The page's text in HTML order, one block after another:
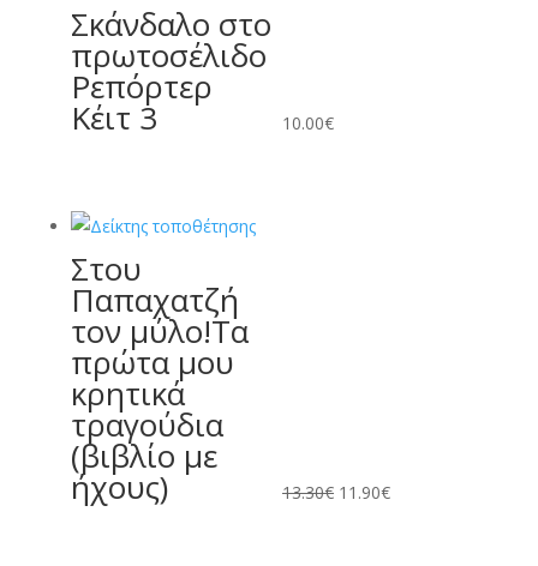
Σκάνδαλο στο
πρωτοσέλιδο
Ρεπόρτερ
Κέιτ 3 10.00€
Στου
Παπαχατζή
τον μύλο!Τα
πρώτα μου
κρητικά
τραγούδια
(βιβλίο με
ήχους) 13.30€ 11.90€